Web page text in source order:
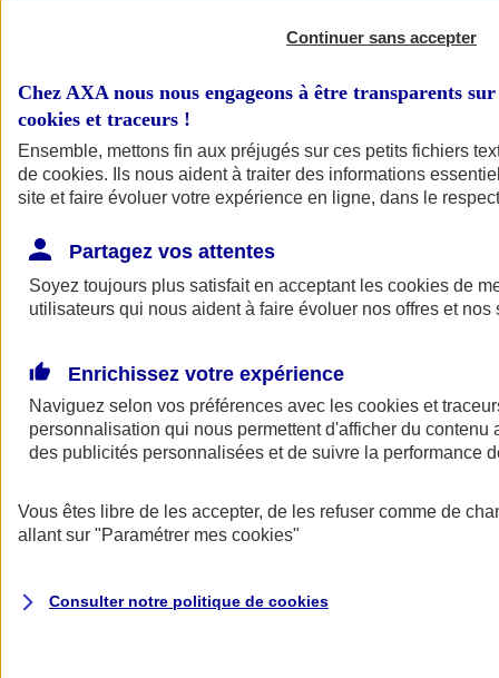
AXA Assurance
Continuer sans accepter
Chez AXA nous nous engageons à être transparents
cookies et traceurs !
Ensemble, mettons fin aux préjugés sur ces petits fichiers
de cookies. Ils nous aident à traiter des informations
site et faire évoluer votre expérience en ligne, dans le
Partagez vos attentes
Soyez toujours plus satisfait en acceptant les cookies de
utilisateurs qui nous aident à faire évoluer nos offres et nos
Enrichissez votre expérience
Naviguez selon vos préférences avec les cookies et
personnalisation qui nous permettent d'afficher du contenu
des publicités personnalisées et de suivre la performance
Vous êtes libre de les accepter, de les refuser comme de
allant sur "Paramétrer mes cookies"
Consulter notre politique de cookies